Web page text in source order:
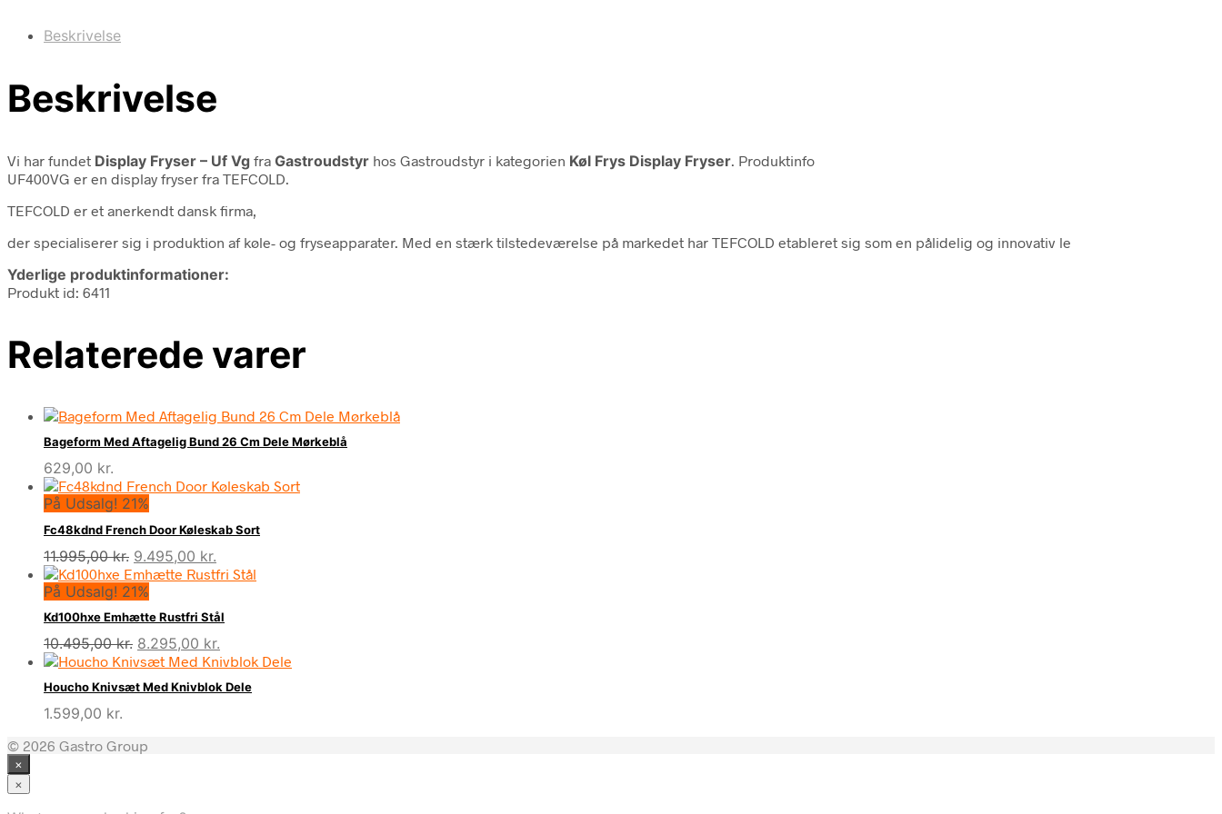
Beskrivelse
Beskrivelse
Vi har fundet Display Fryser – Uf Vg fra Gastroudstyr hos Gastroudstyr i kategorien Køl Frys Display Fryser . Produktinfo
UF400VG er en display fryser fra TEFCOLD.
TEFCOLD er et anerkendt dansk firma,
der specialiserer sig i produktion af køle- og fryseapparater. Med en stærk tilstedeværelse på markedet har TEFCOLD etableret sig som en pålidelig og innovativ le
Yderlige produktinformationer:
Produkt id: 6411
Relaterede varer
Bageform Med Aftagelig Bund 26 Cm Dele Mørkeblå
629,00 kr.
På Udsalg! 21%
Fc48kdnd French Door Køleskab Sort
11.995,00kr. Den
oprindelige
pris
var:
11.995,00 kr..
9.495,00 kr.
aktuelle
er:
9.495,00 kr..
På Udsalg! 21%
Kd100hxe Emhætte Rustfri Stål
10.495,00kr. Den
oprindelige
pris
var:
8.295,00 kr.
aktuelle
pris
er:
Houcho Knivsæt Med Knivblok Dele
1.599,00 kr.
© 2026 Gastro Group
×
×